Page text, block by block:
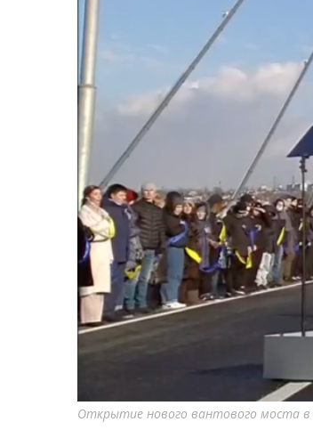
Открытие нового вантового моста